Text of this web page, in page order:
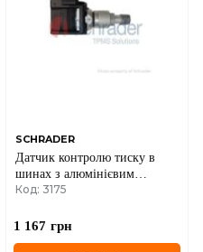
SCHRADER
Датчик контролю тиску в
шинах з алюмінієвим
клапаном Nissan
Код: 3175
1 167 грн